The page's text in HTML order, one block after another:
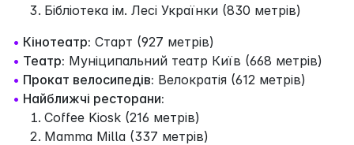
Бібліотека ім. Лесі Українки (830 метрів)
• Кінотеатр: Старт (927 метрів)
• Театр: Муніципальний театр Київ (668 метрів)
• Прокат велосипедів: Велократія (612 метрів)
• Найближчі ресторани:
Coffee Kiosk (216 метрів)
Mamma Milla (337 метрів)